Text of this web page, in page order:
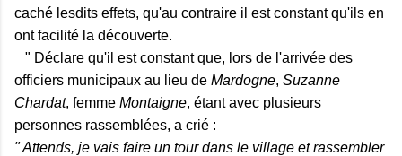
caché lesdits effets, qu'au contraire il est constant qu'ils en
ont facilité la découverte.
" Déclare qu'il est constant que, lors de l'arrivée des
officiers municipaux au lieu de Mardogne, Suzanne
Chardat, femme Montaigne, étant avec plusieurs
personnes rassemblées, a crié :
" Attends, je vais faire un tour dans le village et rassembler